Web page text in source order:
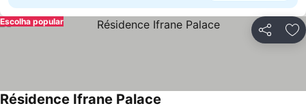
Partilhar
Escolha popular
Résidence Ifrane Palace